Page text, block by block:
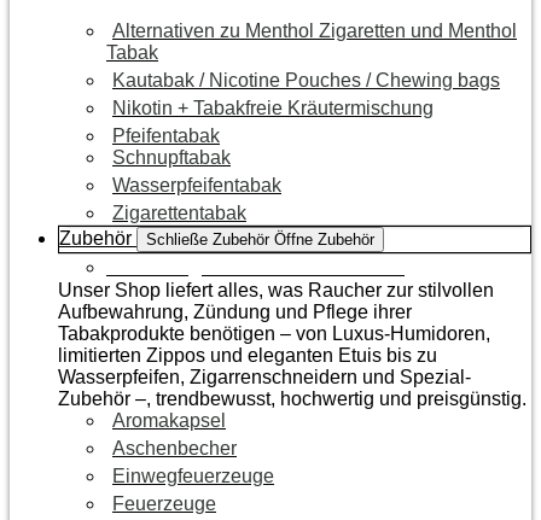
Alternativen zu Menthol Zigaretten und Menthol
Tabak
Kautabak / Nicotine Pouches / Chewing bags
Nikotin + Tabakfreie Kräutermischung
Pfeifentabak
Schnupftabak
Wasserpfeifentabak
Zigarettentabak
Zubehör
Schließe Zubehör Öffne Zubehör
Unser Shop liefert alles, was Raucher zur stilvollen
Aufbewahrung, Zündung und Pflege ihrer
Tabakprodukte benötigen – von Luxus-Humidoren,
limitierten Zippos und eleganten Etuis bis zu
Wasserpfeifen, Zigarrenschneidern und Spezial-
Zubehör –, trendbewusst, hochwertig und preisgünstig.
Aromakapsel
Aschenbecher
Einwegfeuerzeuge
Feuerzeuge